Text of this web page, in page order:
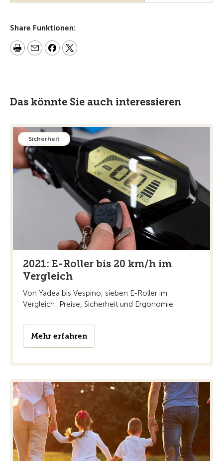
Share Funktionen:
Das könnte Sie auch interessieren
Sicherheit
2021: E-Roller bis 20 km/h im
Vergleich
Von Yadea bis Vespino, sieben E-Roller im
Vergleich: Preise, Sicherheit und Ergonomie.
Mehr erfahren